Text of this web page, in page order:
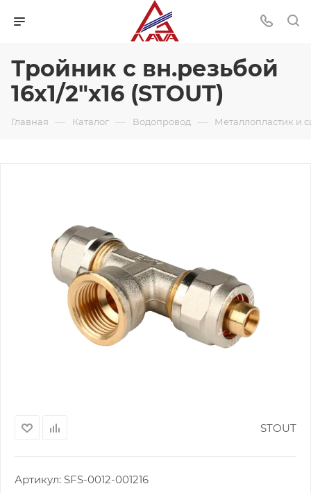
Тройник с вн.резьбой
16х1/2"х16 (STOUT)
Главная — Каталог — Водопровод — Металлопластик и
STOUT
Артикул: SFS-0012-001216